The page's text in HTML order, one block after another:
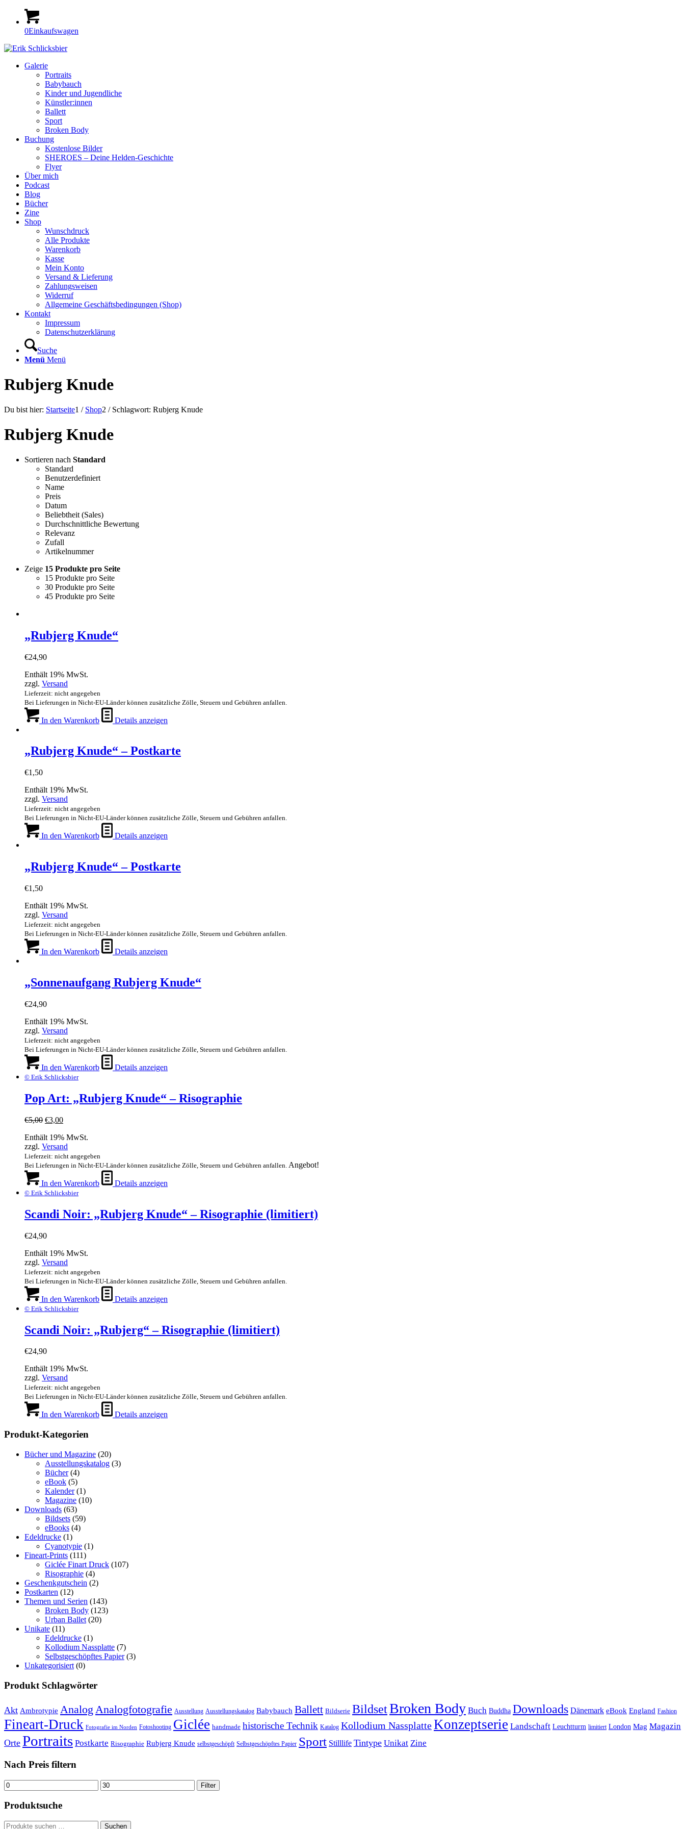
0Einkaufswagen
Galerie
Portraits
Babybauch
Kinder und Jugendliche
Künstler:innen
Ballett
Sport
Broken Body
Buchung
Kostenlose Bilder
SHEROES – Deine Helden-Geschichte
Flyer
Über mich
Podcast
Blog
Bücher
Zine
Shop
Wunschdruck
Alle Produkte
Warenkorb
Kasse
Mein Konto
Versand & Lieferung
Zahlungsweisen
Widerruf
Allgemeine Geschäftsbedingungen (Shop)
Kontakt
Impressum
Datenschutzerklärung
Suche
Menü Menü
Rubjerg Knude
Du bist hier: Startseite1 / Shop2 / Schlagwort: Rubjerg Knude
Rubjerg Knude
Sortieren nach Standard
Standard
Benutzerdefiniert
Name
Preis
Datum
Beliebtheit (Sales)
Durchschnittliche Bewertung
Relevanz
Zufall
Artikelnummer
Zeige 15 Produkte pro Seite
15 Produkte pro Seite
30 Produkte pro Seite
45 Produkte pro Seite
„Rubjerg Knude“
€24,90
Enthält 19% MwSt.
zzgl. Versand
Lieferzeit: nicht angegeben
Bei Lieferungen in Nicht-EU-Länder können zusätzliche Zölle, Steuern und Gebühren anfallen.
In den Warenkorb Details anzeigen
„Rubjerg Knude“ – Postkarte
€1,50
Enthält 19% MwSt.
zzgl. Versand
Lieferzeit: nicht angegeben
Bei Lieferungen in Nicht-EU-Länder können zusätzliche Zölle, Steuern und Gebühren anfallen.
In den Warenkorb Details anzeigen
„Rubjerg Knude“ – Postkarte
€1,50
Enthält 19% MwSt.
zzgl. Versand
Lieferzeit: nicht angegeben
Bei Lieferungen in Nicht-EU-Länder können zusätzliche Zölle, Steuern und Gebühren anfallen.
In den Warenkorb Details anzeigen
„Sonnenaufgang Rubjerg Knude“
€24,90
Enthält 19% MwSt.
zzgl. Versand
Lieferzeit: nicht angegeben
Bei Lieferungen in Nicht-EU-Länder können zusätzliche Zölle, Steuern und Gebühren anfallen.
In den Warenkorb Details anzeigen
© Erik Schlicksbier
Pop Art: „Rubjerg Knude“ – Risographie
€5,00 Ursprünglicher
war:
€5,00
€3,00Aktueller
ist:
€3,00.
Enthält 19% MwSt.
zzgl. Versand
Lieferzeit: nicht angegeben
Bei Lieferungen in Nicht-EU-Länder können zusätzliche Zölle, Steuern und Gebühren anfallen. Angebot!
In den Warenkorb Details anzeigen
© Erik Schlicksbier
Scandi Noir: „Rubjerg Knude“ – Risographie (limitiert)
€24,90
Enthält 19% MwSt.
zzgl. Versand
Lieferzeit: nicht angegeben
Bei Lieferungen in Nicht-EU-Länder können zusätzliche Zölle, Steuern und Gebühren anfallen.
In den Warenkorb Details anzeigen
© Erik Schlicksbier
Scandi Noir: „Rubjerg“ – Risographie (limitiert)
€24,90
Enthält 19% MwSt.
zzgl. Versand
Lieferzeit: nicht angegeben
Bei Lieferungen in Nicht-EU-Länder können zusätzliche Zölle, Steuern und Gebühren anfallen.
In den Warenkorb Details anzeigen
Produkt-Kategorien
Bücher und Magazine (20)
Ausstellungskatalog (3)
Bücher (4)
eBook (5)
Kalender (1)
Magazine (10)
Downloads (63)
Bildsets (59)
eBooks (4)
Edeldrucke (1)
Cyanotypie (1)
Fineart-Prints (111)
Giclée Finart Druck (107)
Risographie (4)
Geschenkgutschein (2)
Postkarten (12)
Themen und Serien (143)
Broken Body (123)
Urban Ballet (20)
Unikate (11)
Edeldrucke (1)
Kollodium Nassplatte (7)
Selbstgeschöpftes Papier (3)
Unkategorisiert (0)
Produkt Schlagwörter
Akt Ambrotypie Analog Analogfotografie Ausstellung Ausstellungskatalog Babybauch Ballett Bildserie BildsetBroken Body Buch Buddha Downloads Dänemark eBook England Fashion
Fineart-Druck Fotografie im Norden Fotoshooting Giclée handmade historische Technik Katalog Kollodium NassplatteKonzeptserie Landschaft Leuchtturm limitiert London Mag Magazin
Orte Portraits Postkarte Risographie Rubjerg Knude selbstgeschöpft Selbstgeschöpftes Papier Sport Stilllife Tintype Unikat Zine
Nach Preis filtern
Min.
Preis
Max.
Preis
Filter
Produktsuche
Suchen Suchen